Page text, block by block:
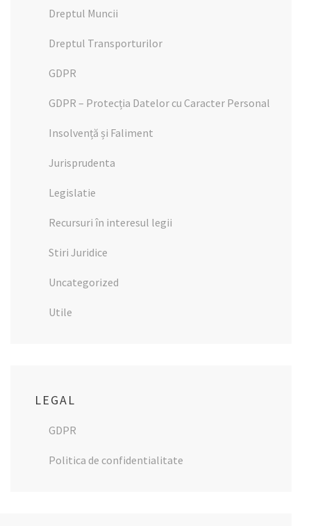
Dreptul Muncii
Dreptul Transporturilor
GDPR
GDPR – Protecția Datelor cu Caracter Personal
Insolvență și Faliment
Jurisprudenta
Legislatie
Recursuri în interesul legii
Stiri Juridice
Uncategorized
Utile
LEGAL
GDPR
Politica de confidentialitate